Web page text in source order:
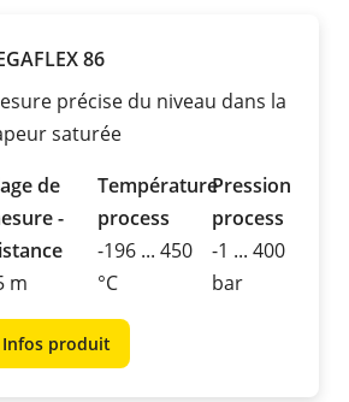
86
précise du niveau dans la
saturée
de
-
m
Température
process
-196 ... 450
°C
Pression
process
-1 ... 400
bar
Infos produit